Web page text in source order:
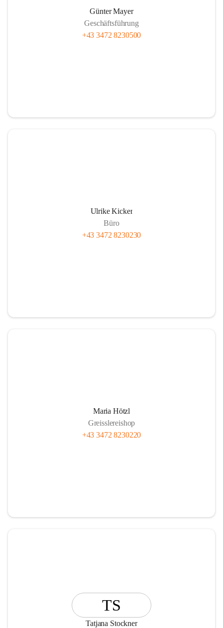
Günter Mayer
Geschäftsführung
+43 3472 8230500
Ulrike Kicker
Büro
+43 3472 8230230
Maria Hötzl
Greisslereishop
+43 3472 8230220
TS
Tatjana Stockner